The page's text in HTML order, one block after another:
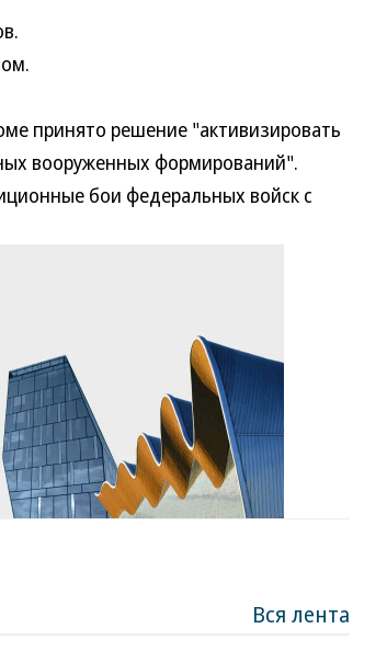
принято решение "активизировать
вооруженных формирований".
бои федеральных войск с
Вся лента